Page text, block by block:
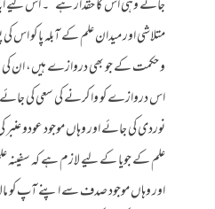
جائے وہی اس کا حقدار ہے” ۔ اس لیے
متلاشی اور میدان علم کے آبلہ پا کو
و حکمت کے جو بھی دروازے ہیں، ان
اس دروازے کو وا کرنے کی سعی کی جائے
نوردی کی جائے اور وہاں موجود عودو عنبر
علم کے جویا کے لیے لازم ہے کہ سفینہ
اور وہاں موجود صدف سے اپنے آپ کو